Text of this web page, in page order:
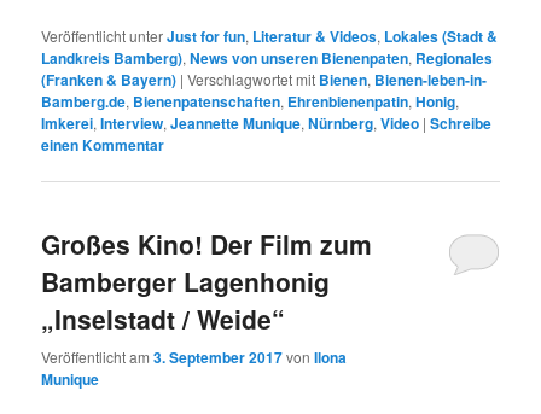
Veröffentlicht unterJust for fun, Literatur & Videos, Lokales (Stadt &
Landkreis Bamberg),News von unseren Bienenpaten, Regionales
(Franken & Bayern) |Verschlagwortet mit Bienen, Bienen-leben-in-
Bamberg.de, Bienenpatenschaften, Ehrenbienenpatin,Honig,
Imkerei,Interview,Jeannette Munique,Nürnberg,Video |Schreibe
einen Kommentar
Großes Kino! Der Film zum
Bamberger Lagenhonig
„Inselstadt / Weide“
Veröffentlicht am3. September 2017vonIlona
Munique